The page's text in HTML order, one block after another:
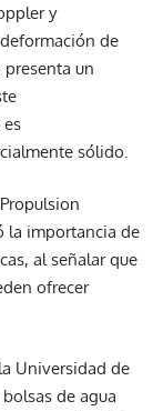
y
de
un
sólido.
la importancia de
al señalar que
ofrecer
Universidad de
de agua